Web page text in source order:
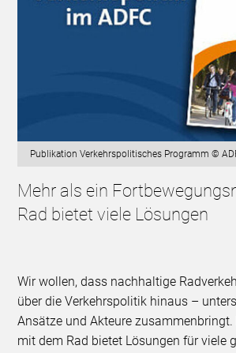
Publikation Verkehrspolitisches Programm ©
Mehr als ein
Rad bietet viele Lösungen
Wir wollen, dass nachhaltige
über die Verkehrspolitik hinaus –
Ansätze und Akteure
mit dem Rad bietet Lösungen für viele